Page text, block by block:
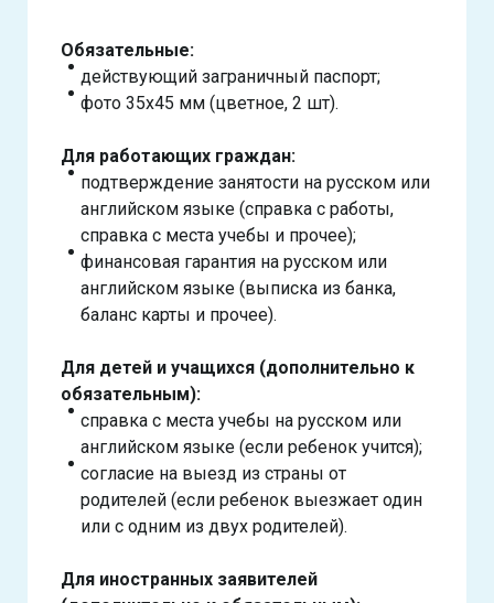
Обязательные:
действующий заграничный паспорт;
фото 35х45 мм (цветное, 2 шт).
Для работающих граждан:
подтверждение занятости на русском или
английском языке (справка с работы,
справка с места учебы и прочее);
финансовая гарантия на русском или
английском языке (выписка из банка,
баланс карты и прочее).
Для детей и учащихся (дополнительно к
обязательным):
справка с места учебы на русском или
английском языке (если ребенок учится);
согласие на выезд из страны от
родителей (если ребенок выезжает один
или с одним из двух родителей).
Для иностранных заявителей